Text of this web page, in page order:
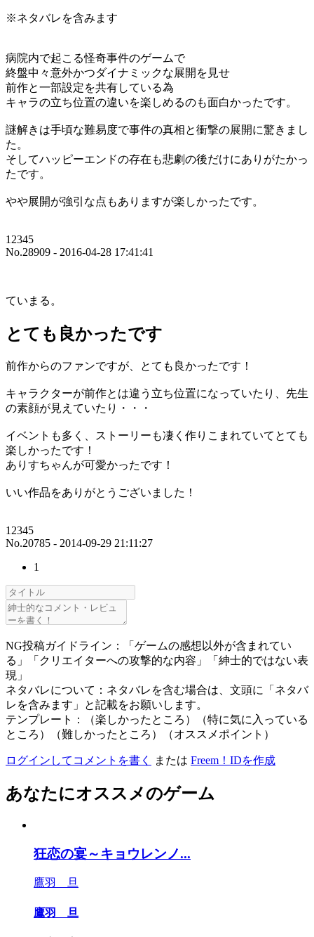
※ネタバレを含みます
病院内で起こる怪奇事件のゲームで
終盤中々意外かつダイナミックな展開を見せ
前作と一部設定を共有している為
キャラの立ち位置の違いを楽しめるのも面白かったです。
謎解きは手頃な難易度で事件の真相と衝撃の展開に驚きまし
た。
そしてハッピーエンドの存在も悲劇の後だけにありがたかっ
たです。
やや展開が強引な点もありますが楽しかったです。
12345
No.28909 - 2016-04-28 17:41:41
ていまる。
とても良かったです
前作からのファンですが、とても良かったです！
キャラクターが前作とは違う立ち位置になっていたり、先生
の素顔が見えていたり・・・
イベントも多く、ストーリーも凄く作りこまれていてとても
楽しかったです！
ありすちゃんが可愛かったです！
いい作品をありがとうございました！
12345
No.20785 - 2014-09-29 21:11:27
1
NG投稿ガイドライン：「ゲームの感想以外が含まれてい
る」「クリエイターへの攻撃的な内容」「紳士的ではない表
現」
ネタバレについて：ネタバレを含む場合は、文頭に「ネタバ
レを含みます」と記載をお願いします。
テンプレート：（楽しかったところ）（特に気に入っている
ところ）（難しかったところ）（オススメポイント）
ログインしてコメントを書く または Freem！IDを作成
あなたにオススメのゲーム
狂恋の宴～キョウレンノ...
鷹羽 旦
鷹羽 旦